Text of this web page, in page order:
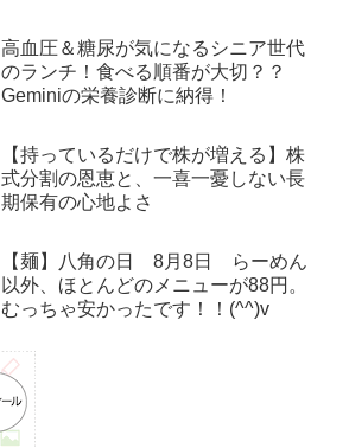
高血圧＆糖尿が気になるシニア世代
のランチ！食べる順番が大切？？
Geminiの栄養診断に納得！
【持っているだけで株が増える】株
式分割の恩恵と、一喜一憂しない長
期保有の心地よさ
【麺】八角の日 8月8日 らーめん
以外、ほとんどのメニューが88円。
むっちゃ安かったです！！(^^)v